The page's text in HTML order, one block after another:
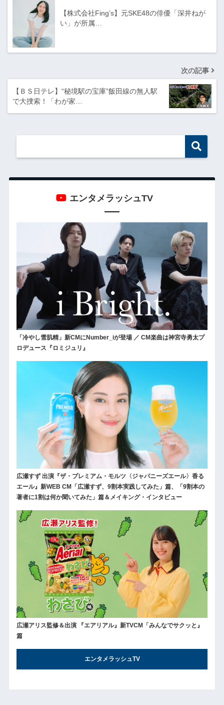
【株式会社Fing’s】元SKE48の俳優「深井ねが
い」が所属…
次の記事
【ＢＳ日テレ】“秘境駅の宝庫”飯田線の無人駅
で大捜索！「わが家…
エンタメラッシュTV
「冷やし雪肌精」新CMにNumber_iが登場 ／ CM楽曲は神宮寺勇太プ
ロデュース『ロミジュリ』
広瀬すず 出演『ザ・プレミアム・モルツ〈ジャパニーズエール〉香る
エール』新WEB CM「広瀬すず、9割本実践してみた」篇、「9割本の
著者に1割は何か聞いてみた」篇＆メイキング・インタビュー
広瀬アリス監修＆出演 『エアリアル』新TVCM「みんなでサクッと』
篇
エンタメラッシュTV